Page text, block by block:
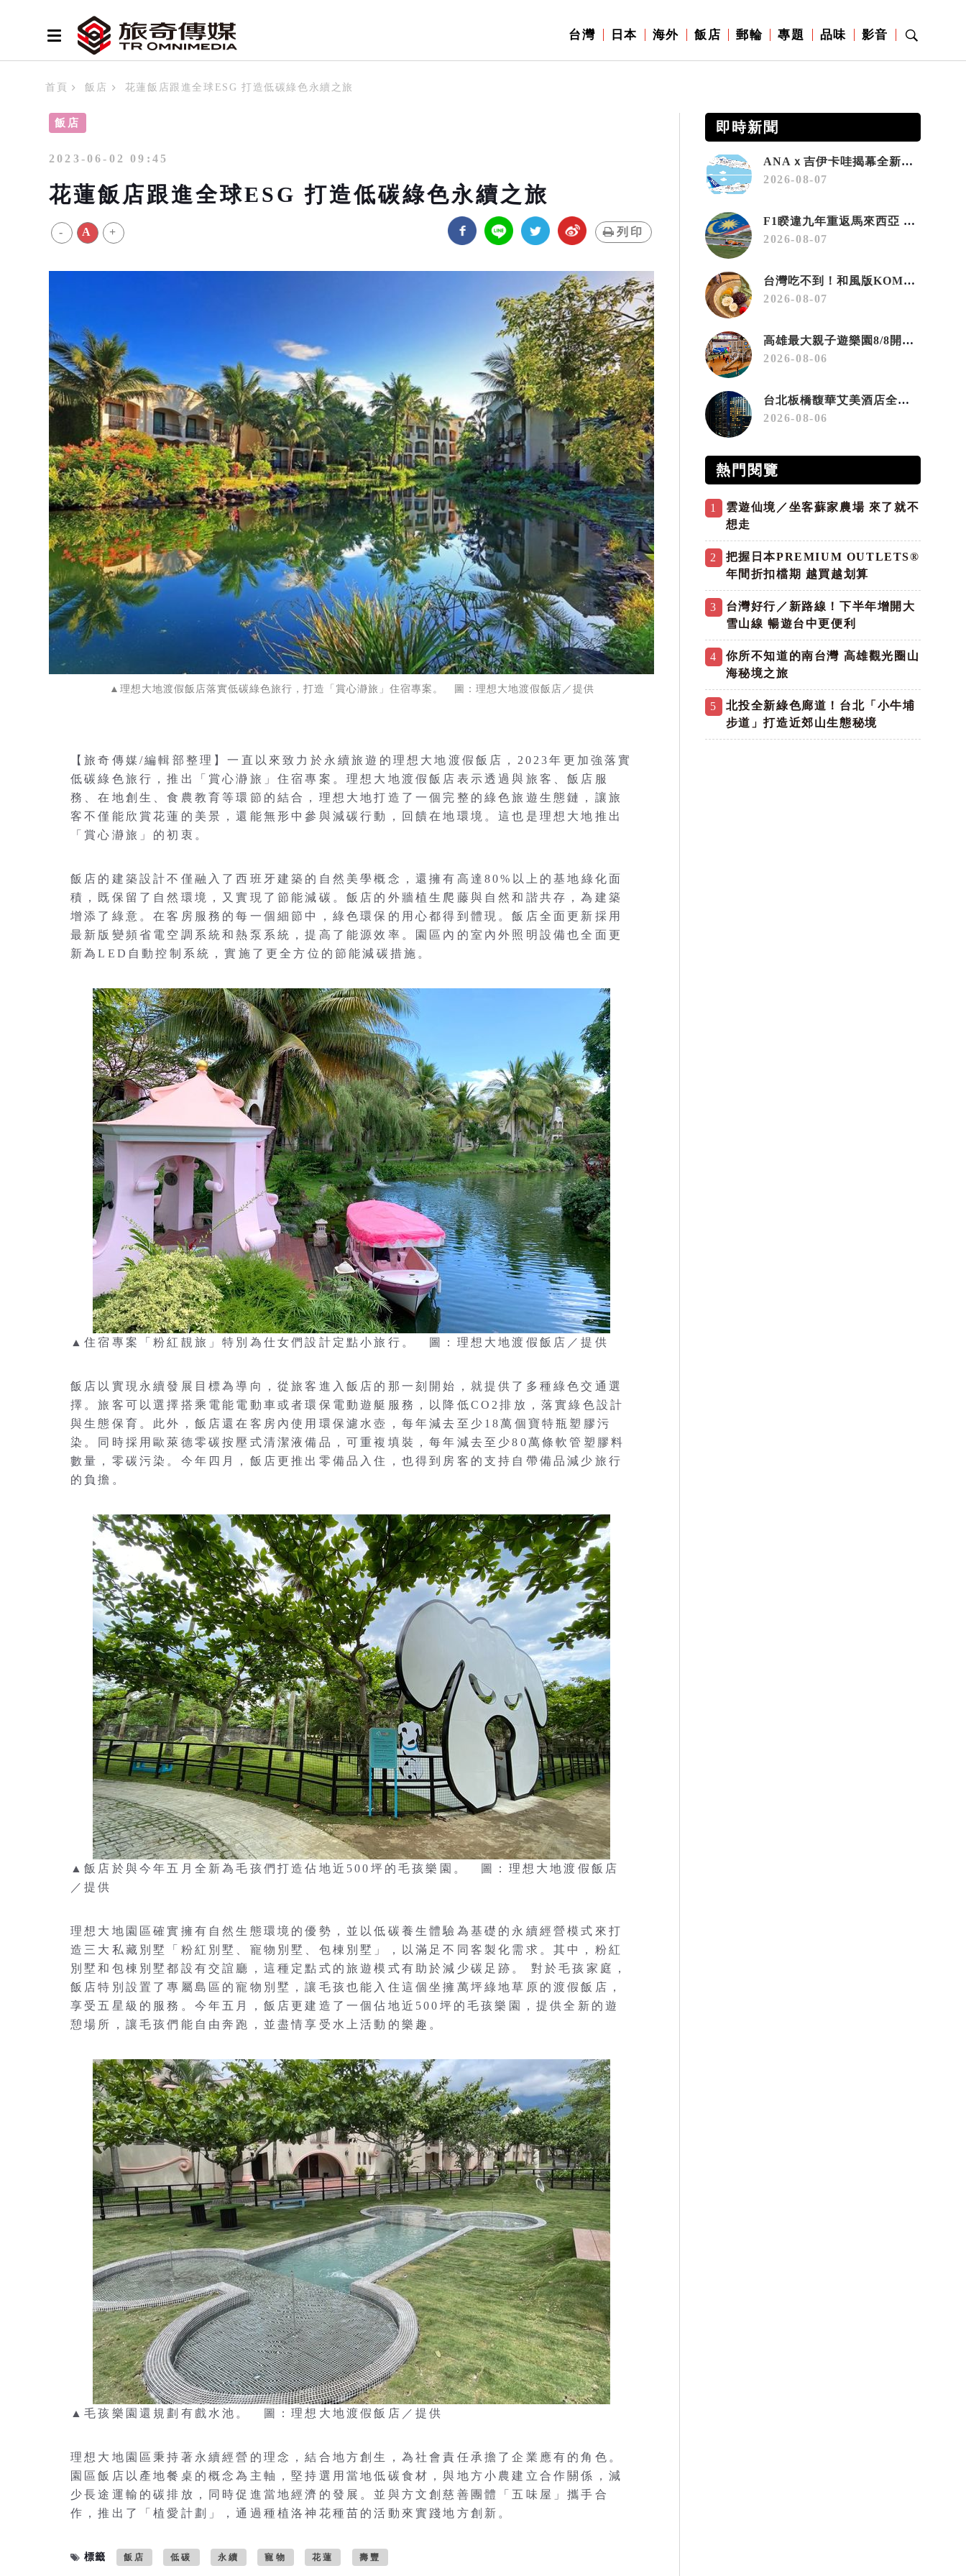
台灣 日本 海外 飯店 郵輪 專題 品味 影音
首頁 飯店 花蓮飯店跟進全球ESG 打造低碳綠色永續之旅
飯店
2023-06-02 09:45
花蓮飯店跟進全球ESG 打造低碳綠色永續之旅
- A + 列印
▲理想大地渡假飯店落實低碳綠色旅行，打造「賞心瀞旅」住宿專案。 圖：理想大地渡假飯店／提供
【旅奇傳媒/編輯部整理】一直以來致力於永續旅遊的理想大地渡假飯店，2023年更加強落實
低碳綠色旅行，推出「賞心瀞旅」住宿專案。理想大地渡假飯店表示透過與旅客、飯店服
務、在地創生、食農教育等環節的結合，理想大地打造了一個完整的綠色旅遊生態鏈，讓旅
客不僅能欣賞花蓮的美景，還能無形中參與減碳行動，回饋在地環境。這也是理想大地推出
「賞心瀞旅」的初衷。
飯店的建築設計不僅融入了西班牙建築的自然美學概念，還擁有高達80%以上的基地綠化面
積，既保留了自然環境，又實現了節能減碳。飯店的外牆植生爬藤與自然和諧共存，為建築
增添了綠意。在客房服務的每一個細節中，綠色環保的用心都得到體現。飯店全面更新採用
最新版變頻省電空調系統和熱泵系統，提高了能源效率。園區內的室內外照明設備也全面更
新為LED自動控制系統，實施了更全方位的節能減碳措施。
▲住宿專案「粉紅靚旅」特別為仕女們設計定點小旅行。 圖：理想大地渡假飯店／提供
飯店以實現永續發展目標為導向，從旅客進入飯店的那一刻開始，就提供了多種綠色交通選
擇。旅客可以選擇搭乘電能電動車或者環保電動遊艇服務，以降低CO2排放，落實綠色設計
與生態保育。此外，飯店還在客房內使用環保濾水壺，每年減去至少18萬個寶特瓶塑膠污
染。同時採用歐萊德零碳按壓式清潔液備品，可重複填裝，每年減去至少80萬條軟管塑膠料
數量，零碳污染。今年四月，飯店更推出零備品入住，也得到房客的支持自帶備品減少旅行
的負擔。
▲飯店於與今年五月全新為毛孩們打造佔地近500坪的毛孩樂園。 圖：理想大地渡假飯店
／提供
理想大地園區確實擁有自然生態環境的優勢，並以低碳養生體驗為基礎的永續經營模式來打
造三大私藏別墅「粉紅別墅、寵物別墅、包棟別墅」，以滿足不同客製化需求。其中，粉紅
別墅和包棟別墅都設有交誼廳，這種定點式的旅遊模式有助於減少碳足跡。 對於毛孩家庭，
飯店特別設置了專屬島區的寵物別墅，讓毛孩也能入住這個坐擁萬坪綠地草原的渡假飯店，
享受五星級的服務。今年五月，飯店更建造了一個佔地近500坪的毛孩樂園，提供全新的遊
憩場所，讓毛孩們能自由奔跑，並盡情享受水上活動的樂趣。
▲毛孩樂園還規劃有戲水池。 圖：理想大地渡假飯店／提供
理想大地園區秉持著永續經營的理念，結合地方創生，為社會責任承擔了企業應有的角色。
園區飯店以產地餐桌的概念為主軸，堅持選用當地低碳食材，與地方小農建立合作關係，減
少長途運輸的碳排放，同時促進當地經濟的發展。並與方文創慈善團體「五味屋」攜手合
作，推出了「植愛計劃」，通過種植洛神花種苗的活動來實踐地方創新。
標籤 飯店 低碳 永續 寵物 花蓮 壽豐
即時新聞
ANAｘ吉伊卡哇揭幕全新彩繪機「Chiikawa JET」
2026-08-07
F1睽違九年重返馬來西亞 三大國際賽事打造10月運動旅遊熱潮 賽車、自行車、路跑同週登場
2026-08-07
台灣吃不到！和風版KOMEDA咖啡讓你吃遍名古屋在地美食
2026-08-07
高雄最大親子遊樂園8/8開幕！30項設施免費玩、YOYO家族嗨翻暑假
2026-08-06
台北板橋馥華艾美酒店全新開幕 感官藝術策展打造旅居新風格
2026-08-06
熱門閱覽
1
雲遊仙境／坐客蘇家農場 來了就不
想走
2
把握日本PREMIUM OUTLETS®
年間折扣檔期 越買越划算
3
台灣好行／新路線！下半年增開大
雪山線 暢遊台中更便利
4
你所不知道的南台灣 高雄觀光圈山
海秘境之旅
5
北投全新綠色廊道！台北「小牛埔
步道」打造近郊山生態秘境